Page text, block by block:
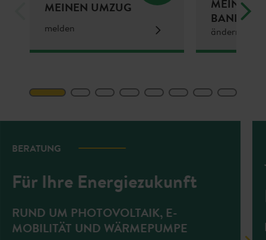
MEINEN UMZUG
melden
MEINE
ändern
BERATUNG
Für Ihre Energiezukunft
RUND UM PHOTOVOLTAIK, E-
MOBILITÄT UND WÄRMEPUMPE